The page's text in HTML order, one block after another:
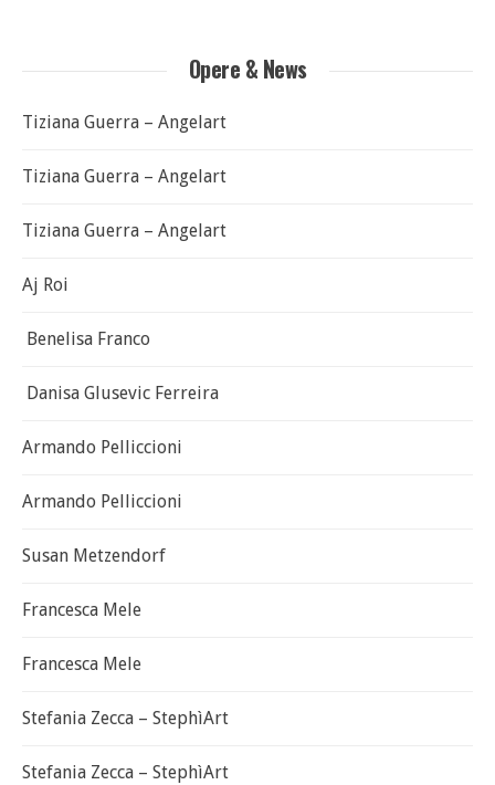
Opere & News
Tiziana Guerra – Angelart
Tiziana Guerra – Angelart
Tiziana Guerra – Angelart
Aj Roi
Benelisa Franco
Danisa Glusevic Ferreira
Armando Pelliccioni
Armando Pelliccioni
Susan Metzendorf
Francesca Mele
Francesca Mele
Stefania Zecca – StephìArt
Stefania Zecca – StephìArt